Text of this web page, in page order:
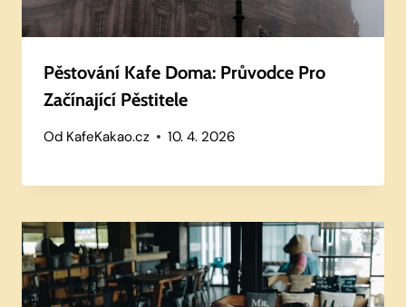
Pěstování Kafe Doma: Průvodce Pro
Začínající Pěstitele
Od KafeKakao.cz 10. 4. 2026